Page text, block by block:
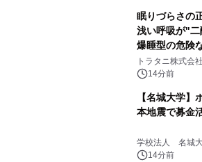
眠りづらさの
浅い呼吸が"二
爆睡型の危険
説
トラタニ株式会社
14分前
【名城大学】
本地震で募金
学校法人 名城
14分前